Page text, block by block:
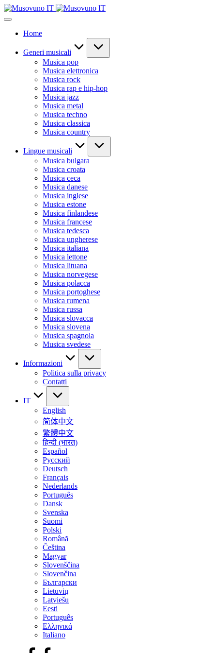
Skip
to
Home
Generi musicali
Musica pop
Musica elettronica
Musica rock
Musica rap e hip-hop
Musica jazz
Musica metal
Musica techno
Musica classica
Musica country
Lingue musicali
Musica bulgara
Musica croata
Musica ceca
Musica danese
Musica inglese
Musica estone
Musica finlandese
Musica francese
Musica tedesca
Musica ungherese
Musica italiana
Musica lettone
Musica lituana
Musica norvegese
Musica polacca
Musica portoghese
Musica rumena
Musica russa
Musica slovacca
Musica slovena
Musica spagnola
Musica svedese
Informazioni
Politica sulla privacy
Contatti
IT
English
简体中文
繁體中文
हिन्दी (भारत)
Español
Русский
Deutsch
Français
Nederlands
Português
Dansk
Svenska
Suomi
Polski
Română
Čeština
Magyar
Slovenščina
Slovenčina
Български
Lietuvių
Latviešu
Eesti
Português
Ελληνικά
Italiano
Facebook